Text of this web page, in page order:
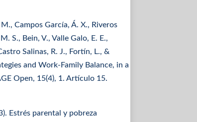
Campos García, Á. X., Riveros
S., Bein, V., Valle Galo, E. E.,
Salinas, R. J., Fortín, L., &
and Work-Family Balance, in a
Open, 15(4), 1. Artículo 15.
Estrés parental y pobreza